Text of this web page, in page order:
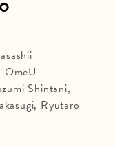
OmeU
Shintani,
Ryutaro